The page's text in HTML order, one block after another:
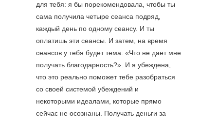
для тебя: я бы порекомендовала, чтобы ты
сама получила четыре сеанса подряд,
каждый день по одному сеансу. И ты
оплатишь эти сеансы. И затем, на время
сеансов у тебя будет тема: «Что не дает мне
получать благодарность?». И я убеждена,
что это реально поможет тебе разобраться
со своей системой убеждений и
некоторыми идеалами, которые прямо
сейчас не осознаны. Получать деньги за